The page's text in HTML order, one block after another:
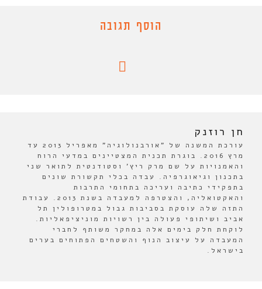
הוסף תגובה
חן רוזנק
עורכת המשנה של "אורבנולוגיה" מאפריל 2013 עד
מרץ 2016. בוגרת תכנית המצטיינים במדעי הרוח
והאמנויות על שם מרק ריץ' וסטודנטית לתואר שני
בתכנון וגיאוגרפיה. עבדה בכלי תקשורת שונים
בתפקידי כתיבה ועריכה בתחומי התרבות
והאקטואליה, והצטרפה למעבדה בשנת 2013. עבודת
התזה שלה עוסקת בסביבות גבול במטרופולין תל
אביב ושיתופי פעולה בין רשויות מוניציפאליות.
לוקחת חלק בימים אלה במחקר משותף לחברי
המעבדה על עיצוב הנוף והשטחים הפתוחים בערים
בישראל.